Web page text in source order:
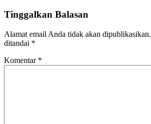
Tinggalkan Balasan
Alamat email Anda tidak akan dipublikasikan.
ditandai *
Komentar *